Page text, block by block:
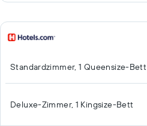
Standardzimmer, 1 Queensize-Bett
Deluxe-Zimmer, 1 Kingsize-Bett